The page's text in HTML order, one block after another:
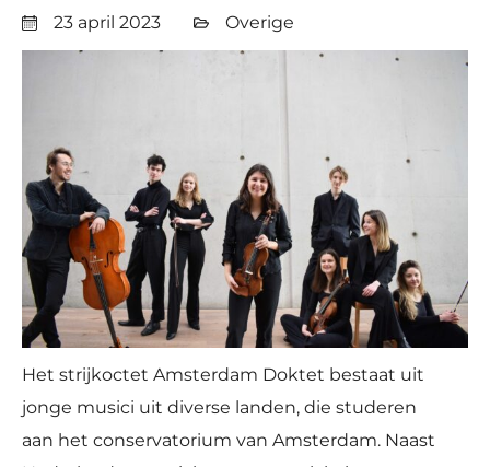
23 april 2023 Overige
Het strijkoctet Amsterdam Doktet bestaat uit
jonge musici uit diverse landen, die studeren
aan het conservatorium van Amsterdam. Naast